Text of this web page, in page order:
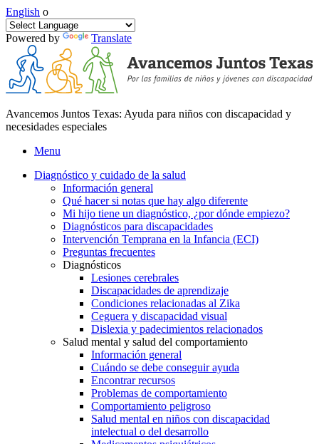
English o
Powered by Translate
Avancemos Juntos Texas: Ayuda para niños con discapacidad y
necesidades especiales
Menu
Diagnóstico y cuidado de la salud
Información general
Qué hacer si notas que hay algo diferente
Mi hijo tiene un diagnóstico, ¿por dónde empiezo?
Diagnósticos para discapacidades
Intervención Temprana en la Infancia (ECI)
Preguntas frecuentes
Diagnósticos
Lesiones cerebrales
Discapacidades de aprendizaje
Condiciones relacionadas al Zika
Ceguera y discapacidad visual
Dislexia y padecimientos relacionados
Salud mental y salud del comportamiento
Información general
Cuándo se debe conseguir ayuda
Encontrar recursos
Problemas de comportamiento
Comportamiento peligroso
Salud mental en niños con discapacidad
intelectual o del desarrollo